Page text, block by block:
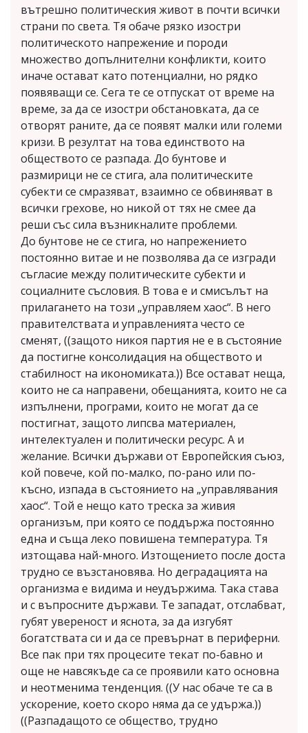
вътрешно политическия живот в почти всички
страни по света. Тя обаче рязко изостри
политическото напрежение и породи
множество допълнителни конфликти, които
иначе остават като потенциални, но рядко
появяващи се. Сега те се отпускат от време на
време, за да се изостри обстановката, да се
отворят раните, да се появят малки или големи
кризи. В резултат на това единството на
обществото се разпада. До бунтове и
размирици не се стига, ала политическите
субекти се смразяват, взаимно се обвиняват в
всички грехове, но никой от тях не смее да
реши със сила възникналите проблеми.
До бунтове не се стига, но напрежението
постоянно витае и не позволява да се изгради
съгласие между политическите субекти и
социалните съсловия. В това е и смисълът на
прилагането на този „управляем хаос“. В него
правителствата и управленията често се
сменят, ((защото никоя партия не е в състояние
да постигне консолидация на обществото и
стабилност на икономиката.)) Все остават неща,
които не са направени, обещанията, които не са
изпълнени, програми, които не могат да се
постигнат, защото липсва материален,
интелектуален и политически ресурс. А и
желание. Всички държави от Европейския съюз,
кой повече, кой по-малко, по-рано или по-
късно, изпада в състоянието на „управлявания
хаос“. Той е нещо като треска за живия
организъм, при която се поддържа постоянно
една и съща леко повишена температура. Тя
изтощава най-много. Изтощението после доста
трудно се възстановява. Но деградацията на
организма е видима и неудържима. Така става
и с въпросните държави. Те западат, отслабват,
губят увереност и яснота, за да изгубят
богатствата си и да се превърнат в периферни.
Все пак при тях процесите текат по-бавно и
още не навсякъде са се проявили като основна
и неотменима тенденция. ((У нас обаче те са в
ускорение, което скоро няма да се удържа.))
((Разпадащото се общество, трудно